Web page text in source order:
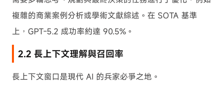
複雜的商業案例分析或學術文獻綜述。在 SOTA 基準
上，GPT-5.2 成功率約達 90.5%。
2.2 長上下文理解與召回率
長上下文窗口是現代 AI 的兵家必爭之地。